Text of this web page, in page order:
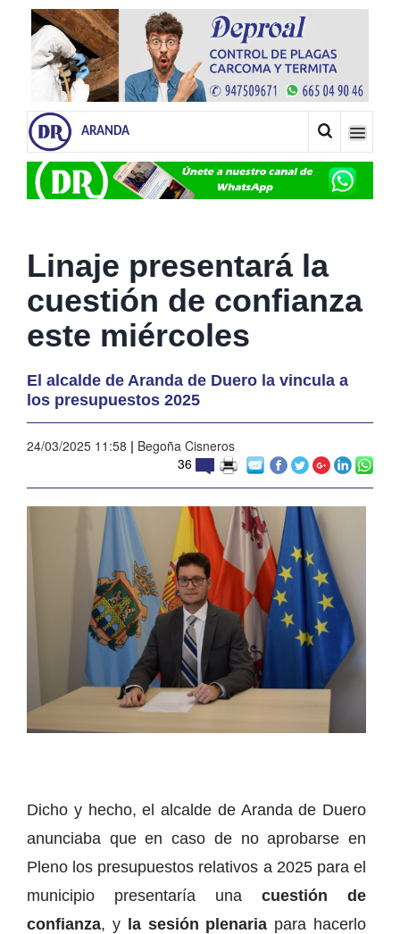
ARANDA
Linaje presentará la
cuestión de confianza
este miércoles
El alcalde de Aranda de Duero la vincula a
los presupuestos 2025
24/03/2025 11:58 | Begoña Cisneros
36
Dicho y hecho, el alcalde de Aranda de Duero
anunciaba que en caso de no aprobarse en
Pleno los presupuestos relativos a 2025 para el
municipio presentaría una cuestión de
confianza, y la sesión plenaria para hacerlo